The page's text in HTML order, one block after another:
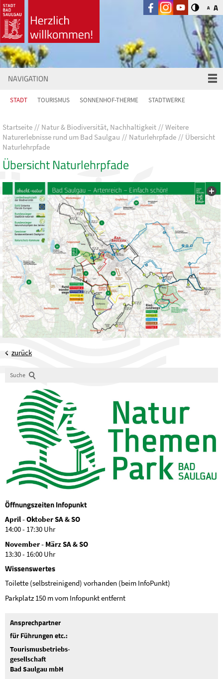
A A
NAVIGATION
STADT TOURISMUS SONNENHOF-THERME STADTWERKE
Startseite Natur & Biodiversität, Nachhaltigkeit
Weitere
Naturerlebnisse rund um Bad Saulgau
Naturlehrpfade
Übersicht
Naturlehrpfade
Übersicht Naturlehrpfade
zurück
Suche
Öffnungszeiten Infopunkt
April - Oktober SA & SO
14:00 - 17:30 Uhr
November - März SA & SO
13:30 - 16:00 Uhr
Wissenswertes
Toilette (selbstreinigend) vorhanden (beim InfoPunkt)
Parkplatz 150 m vom Infopunkt entfernt
Ansprechpartner
für Führungen etc.:
Tourismusbetriebs-
gesellschaft
Bad Saulgau mbH